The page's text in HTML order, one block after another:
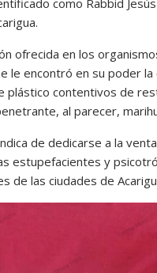
ofrecida en los
le encontró en su poder la
plástico contentivos de
al parecer,
de dedicarse a la
estupefacientes y
de las ciudades de